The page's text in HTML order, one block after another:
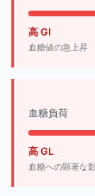
高 GI
血糖値の急上昇
血糖負荷
高 GL
血糖への顕著な